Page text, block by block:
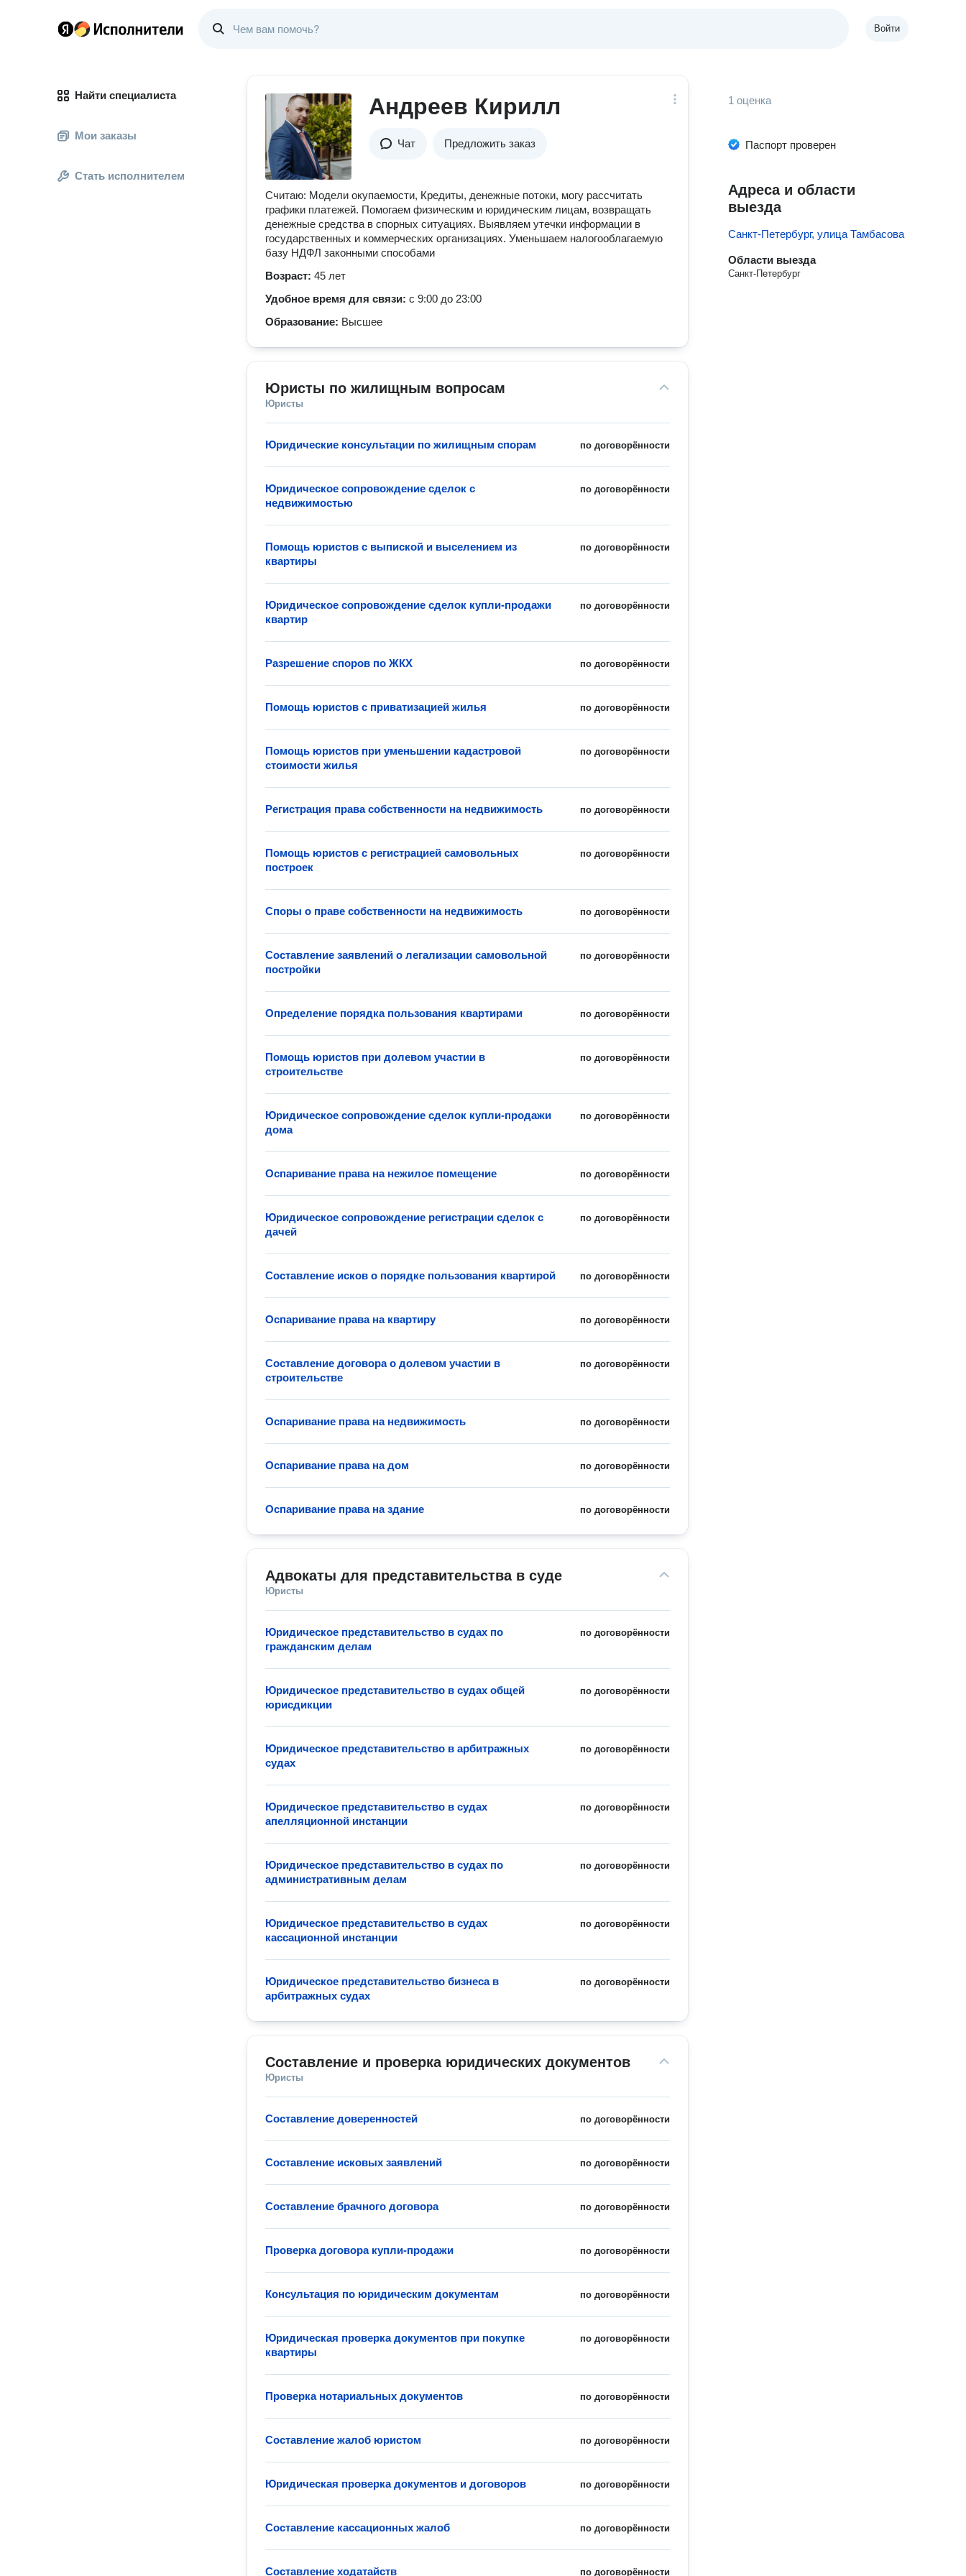
Войти
Найти специалиста
Мои заказы
Стать исполнителем
Андреев Кирилл
Чат Предложить заказ
Считаю: Модели окупаемости, Кредиты, денежные потоки, могу рассчитать
графики платежей. Помогаем физическим и юридическим лицам, возвращать
денежные средства в спорных ситуациях. Выявляем утечки информации в
государственных и коммерческих организациях. Уменьшаем налогооблагаемую
базу НДФЛ законными способами
Возраст: 45 лет
Удобное время для связи: с 9:00 до 23:00
Образование: Высшее
Юристы по жилищным вопросам
Юристы
по договорённости
Юридические консультации по жилищным спорам
по договорённости
Юридическое сопровождение сделок с
недвижимостью
по договорённости
Помощь юристов с выпиской и выселением из
квартиры
по договорённости
Юридическое сопровождение сделок купли-продажи
квартир
по договорённости
Разрешение споров по ЖКХ
по договорённости
Помощь юристов с приватизацией жилья
по договорённости
Помощь юристов при уменьшении кадастровой
стоимости жилья
по договорённости
Регистрация права собственности на недвижимость
по договорённости
Помощь юристов с регистрацией самовольных
построек
по договорённости
Споры о праве собственности на недвижимость
по договорённости
Составление заявлений о легализации самовольной
постройки
по договорённости
Определение порядка пользования квартирами
по договорённости
Помощь юристов при долевом участии в
строительстве
по договорённости
Юридическое сопровождение сделок купли-продажи
дома
по договорённости
Оспаривание права на нежилое помещение
по договорённости
Юридическое сопровождение регистрации сделок с
дачей
по договорённости
Составление исков о порядке пользования квартирой
по договорённости
Оспаривание права на квартиру
по договорённости
Составление договора о долевом участии в
строительстве
по договорённости
Оспаривание права на недвижимость
по договорённости
Оспаривание права на дом
по договорённости
Оспаривание права на здание
Адвокаты для представительства в суде
Юристы
по договорённости
Юридическое представительство в судах по
гражданским делам
по договорённости
Юридическое представительство в судах общей
юрисдикции
по договорённости
Юридическое представительство в арбитражных
судах
по договорённости
Юридическое представительство в судах
апелляционной инстанции
по договорённости
Юридическое представительство в судах по
административным делам
по договорённости
Юридическое представительство в судах
кассационной инстанции
по договорённости
Юридическое представительство бизнеса в
арбитражных судах
Составление и проверка юридических документов
Юристы
по договорённости
Составление доверенностей
по договорённости
Составление исковых заявлений
по договорённости
Составление брачного договора
по договорённости
Проверка договора купли-продажи
по договорённости
Консультация по юридическим документам
по договорённости
Юридическая проверка документов при покупке
квартиры
по договорённости
Проверка нотариальных документов
по договорённости
Составление жалоб юристом
по договорённости
Юридическая проверка документов и договоров
по договорённости
Составление кассационных жалоб
по договорённости
Составление ходатайств
1 оценка
Паспорт проверен
Адреса и области
выезда
Санкт-Петербург, улица Тамбасова
Области выезда
Санкт-Петербург